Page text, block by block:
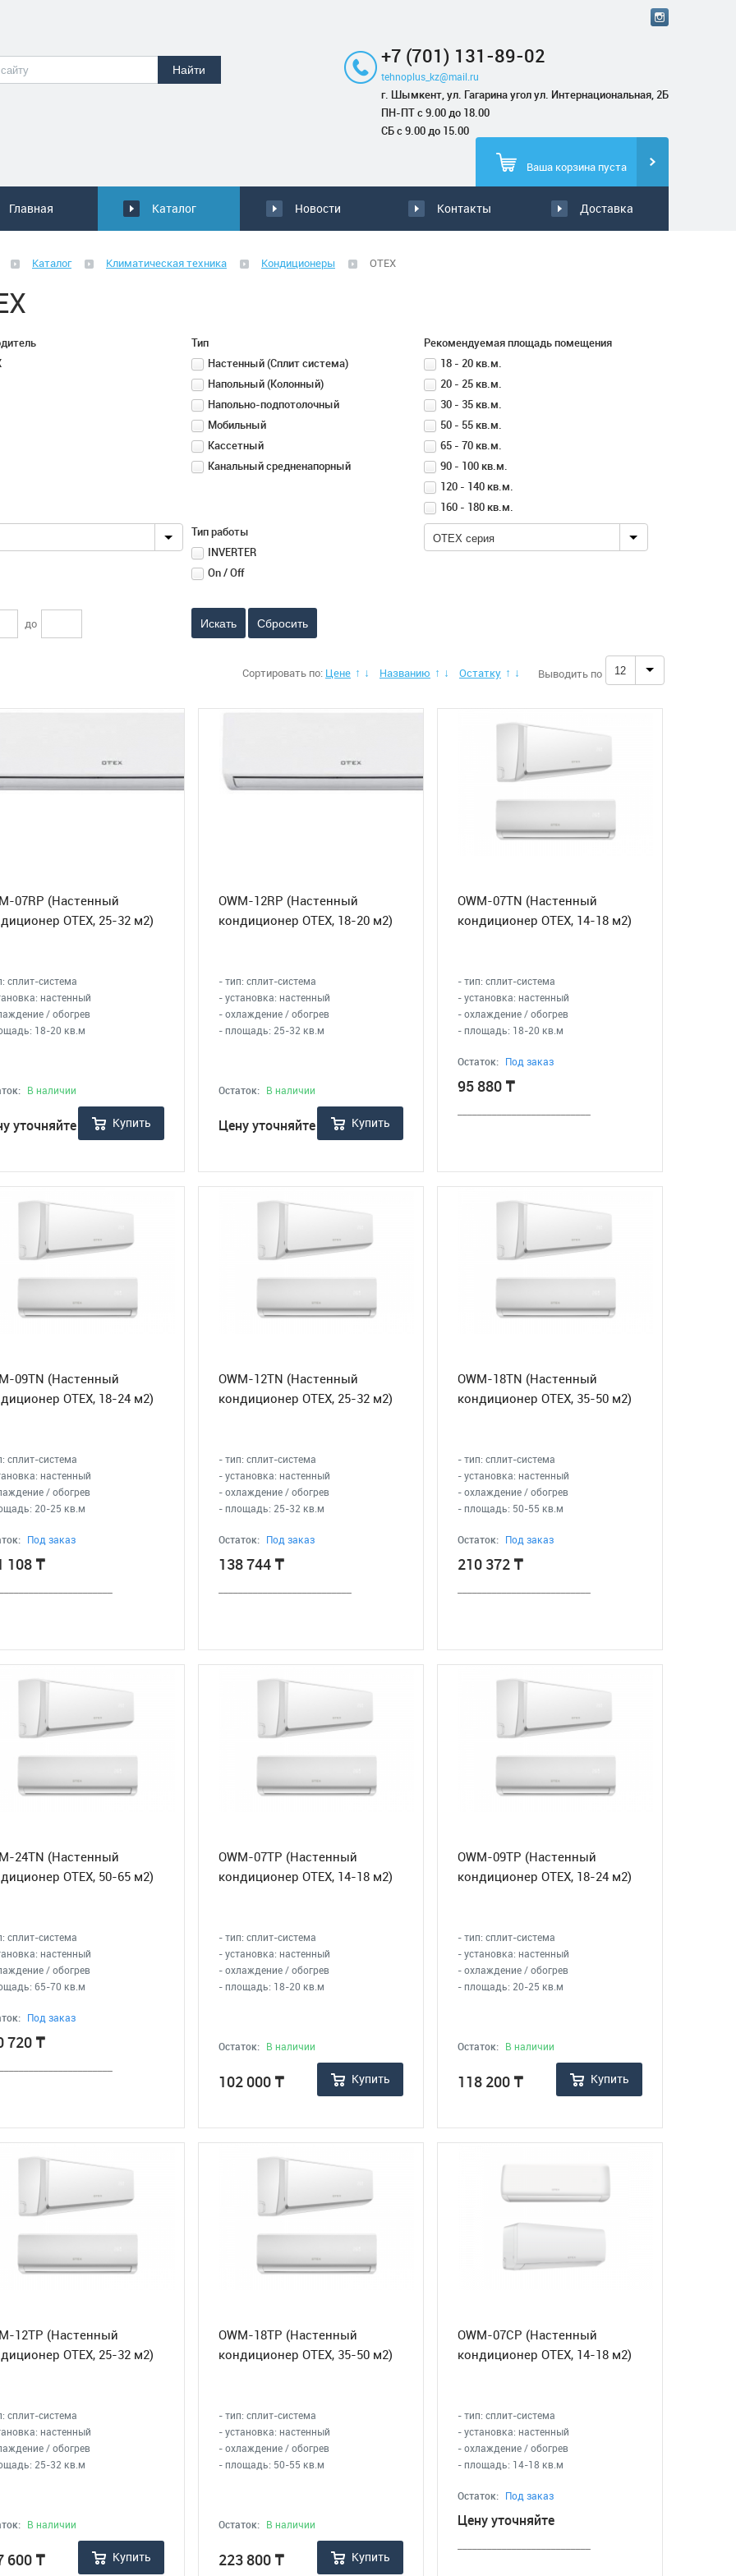
+7 (701) 131-89-02
tehnoplus_kz@mail.ru
г. Шымкент, ул. Гагарина угол ул. Интернациональная, 2Б
ПН-ПТ с 9.00 до 18.00
СБ с 9.00 до 15.00
Главная Каталог Новости Контакты Доставка
Ваша корзина пуста
Каталог Климатическая техника Кондиционеры OTEX
Тип
Настенный (Сплит система)
Напольный (Колонный)
Напольно-подпотолочный
Мобильный
Кассетный
Канальный средненапорный
Рекомендуемая площадь помещения
18 - 20 кв.м.
20 - 25 кв.м.
30 - 35 кв.м.
50 - 55 кв.м.
65 - 70 кв.м.
90 - 100 кв.м.
120 - 140 кв.м.
160 - 180 кв.м.
Тип работы
INVERTER
On / Off
OTEX серия
до Сбросить
Сортировать по: Цене ↑ ↓ Названию ↑ ↓ Остатку ↑ ↓ Выводить по 12
07RP (Настенный
OTEX, 25-32 м2)
сплит-система
настенный
/ обогрев
18-20 кв.м
В наличии
уточняйте Купить
OWM-12RP (Настенный
кондиционер OTEX, 18-20 м2)
- тип: сплит-система
- установка: настенный
- охлаждение / обогрев
- площадь: 25-32 кв.м
Остаток: В наличии
Цену уточняйте Купить
OWM-07TN (Настенный
кондиционер OTEX, 14-18 м2)
- тип: сплит-система
- установка: настенный
- охлаждение / обогрев
- площадь: 18-20 кв.м
Остаток: Под заказ
95 880 ₸
09TN (Настенный
OTEX, 18-24 м2)
сплит-система
настенный
/ обогрев
20-25 кв.м
Под заказ
108 ₸
OWM-12TN (Настенный
кондиционер OTEX, 25-32 м2)
- тип: сплит-система
- установка: настенный
- охлаждение / обогрев
- площадь: 25-32 кв.м
Остаток: Под заказ
138 744 ₸
OWM-18TN (Настенный
кондиционер OTEX, 35-50 м2)
- тип: сплит-система
- установка: настенный
- охлаждение / обогрев
- площадь: 50-55 кв.м
Остаток: Под заказ
210 372 ₸
24TN (Настенный
OTEX, 50-65 м2)
сплит-система
настенный
/ обогрев
65-70 кв.м
Под заказ
720 ₸
OWM-07TР (Настенный
кондиционер OTEX, 14-18 м2)
- тип: сплит-система
- установка: настенный
- охлаждение / обогрев
- площадь: 18-20 кв.м
Остаток: В наличии
102 000 ₸ Купить
OWM-09TP (Настенный
кондиционер OTEX, 18-24 м2)
- тип: сплит-система
- установка: настенный
- охлаждение / обогрев
- площадь: 20-25 кв.м
Остаток: В наличии
118 200 ₸ Купить
12TP (Настенный
OTEX, 25-32 м2)
сплит-система
настенный
/ обогрев
25-32 кв.м
В наличии
600 ₸ Купить
OWM-18TP (Настенный
кондиционер OTEX, 35-50 м2)
- тип: сплит-система
- установка: настенный
- охлаждение / обогрев
- площадь: 50-55 кв.м
Остаток: В наличии
223 800 ₸ Купить
OWM-07CP (Настенный
кондиционер OTEX, 14-18 м2)
- тип: сплит-система
- установка: настенный
- охлаждение / обогрев
- площадь: 14-18 кв.м
Остаток: Под заказ
Цену уточняйте